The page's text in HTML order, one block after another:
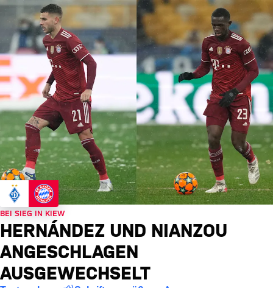
BEI SIEG IN KIEW
HERNÁNDEZ UND NIANZOU
ANGESCHLAGEN
AUSGEWECHSELT